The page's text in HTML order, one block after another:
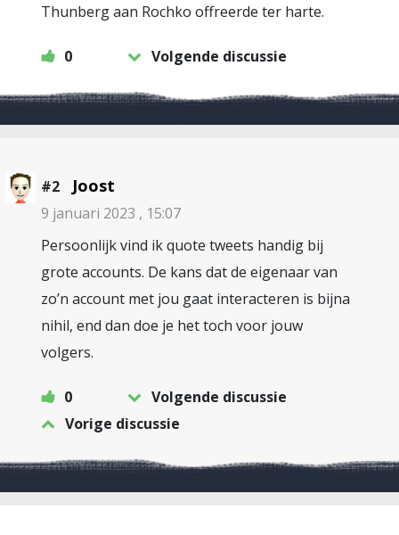
Thunberg aan Rochko offreerde ter harte.
0 Volgende discussie
#2 Joost
9 januari 2023 , 15:07
Persoonlijk vind ik quote tweets handig bij
grote accounts. De kans dat de eigenaar van
zo’n account met jou gaat interacteren is bijna
nihil, end dan doe je het toch voor jouw
volgers.
0
Volgende discussie
Vorige discussie